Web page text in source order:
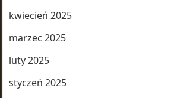
kwiecień 2025
marzec 2025
luty 2025
styczeń 2025